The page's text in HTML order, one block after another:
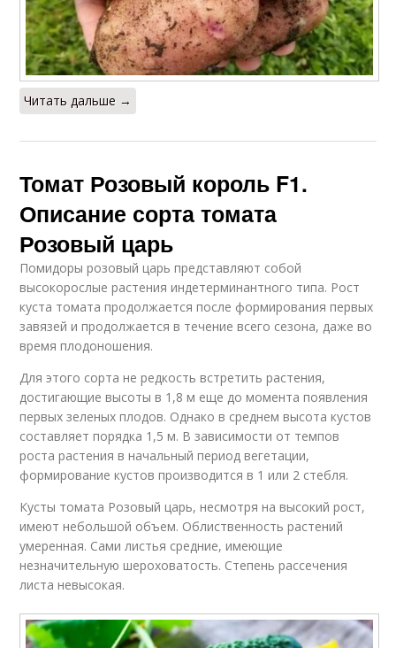
Читать дальше →
Томат Розовый король F1.
Описание сорта томата
Розовый царь
Помидоры розовый царь представляют собой
высокорослые растения индетерминантного типа. Рост
куста томата продолжается после формирования первых
завязей и продолжается в течение всего сезона, даже во
время плодоношения.
Для этого сорта не редкость встретить растения,
достигающие высоты в 1,8 м еще до момента появления
первых зеленых плодов. Однако в среднем высота кустов
составляет порядка 1,5 м. В зависимости от темпов
роста растения в начальный период вегетации,
формирование кустов производится в 1 или 2 стебля.
Кусты томата Розовый царь, несмотря на высокий рост,
имеют небольшой объем. Облиственность растений
умеренная. Сами листья средние, имеющие
незначительную шероховатость. Степень рассечения
листа невысокая.